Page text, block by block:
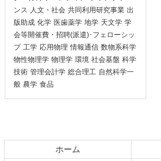
ンス
人文・社会 共同利用研究事業 出
版助成 化学 医歯薬学 地学 天文学 学
会等開催費・招聘(派遣)･フェローシッ
プ 工学 応用物理 情報通信 数物系科学
物性物理学 物理学 環境 社会基盤 科学
技術 管理会計学 総合理工 自然科学一
般 農学 食品
ホーム